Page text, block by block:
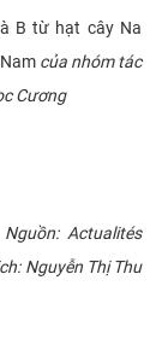
B từ hạt cây Na
của nhóm tác
Cương
Nguồn: Actualités
Nguyễn Thị Thu